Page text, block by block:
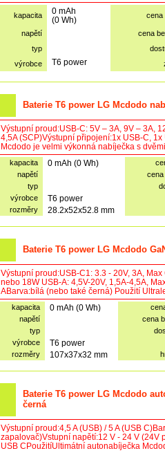
kapacita
0 mAh
(0 Wh)
cena
napětí
cena
typ
výrobce
T6 power
Baterie T6 power LG Mcdodo
Výstupní proud:USB-C: 5V – 3A, 9V – 3A,
4,5A (SCP)Výstupní připojení:1x USB-C,
Mcdodo je velmi výkonná nabíječka s
kapacita 0 mAh (0 Wh)
napětí
cena
typ
výrobce
T6 power
rozměry 28.2x52x52.8 mm
Baterie T6 power LG Mcdodo
Výstupní proud:USB-C1: 3.3 - 20V, 3A,
nebo 18W USB-A: 4,5V-20V, 1,5A-4,5A,
ABarva:bílá (nebo také černá) Použití
kapacita 0 mAh (0 Wh)
napětí
cena
typ
výrobce
T6 power
rozměry 107x37x32 mm
Baterie T6 power LG Mcdodo
černá
Výstupní proud:4,5 A (USB) / 5 A (USB
zapalovač)Vstupní napětí:12 V - 24 V (24V
USB CPoužitíUltimátní autonabíječka